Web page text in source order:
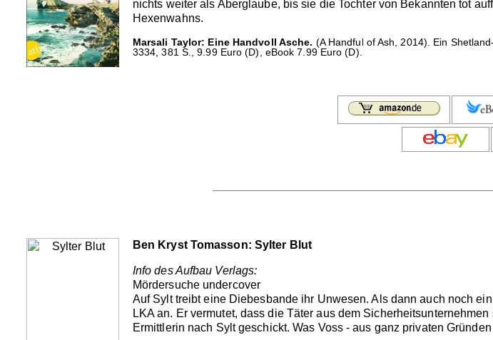
nichts weiter als Aberglaube, bis sie die Tochter von Bekannten tot
Hexenwahns.
Marsali Taylor: Eine Handvoll Asche. (A Handful of Ash, 2014). Ein
3334, 381 S., 9.99 Euro (D), eBook 7.99 Euro (D).
Ben Kryst Tomasson: Sylter Blut
Info des Aufbau Verlags:
Mördersuche undercover
Auf Sylt treibt eine Diebesbande ihr Unwesen. Als dann auch noch
LKA an. Er vermutet, dass die Täter aus dem
Ermittlerin nach Sylt geschickt. Was Voss - aus ganz privaten